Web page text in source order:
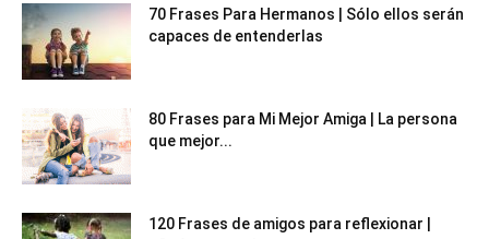
70 Frases Para Hermanos | Sólo ellos serán
capaces de entenderlas
80 Frases para Mi Mejor Amiga | La persona
que mejor...
120 Frases de amigos para reflexionar |